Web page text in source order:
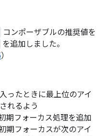
コンポーザブルの推奨値を
を追加しました。
）
ったときに最上位のアイ
れるよう
期フォーカス処理を追加
期フォーカスが次のアイ